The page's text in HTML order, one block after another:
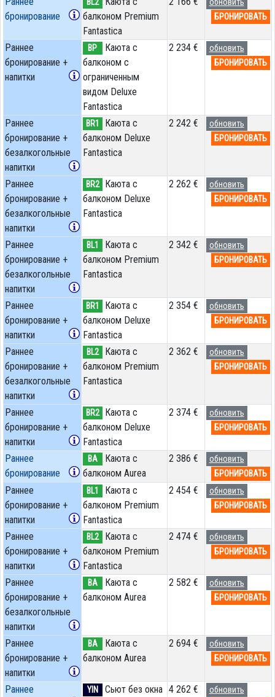
бронирование
балконом Premium
Fantastica
БРОНИРОВАТЬ
Раннее
бронирование +
напитки
BP
Каюта с
балконом c
ограниченным
видом Deluxe
Fantastica
2 234 €
обновить
БРОНИРОВАТЬ
Раннее
бронирование +
безалкогольные
напитки
BR1
Каюта с
балконом Deluxe
Fantastica
2 242 €
обновить
БРОНИРОВАТЬ
Раннее
бронирование +
безалкогольные
напитки
BR2
Каюта с
балконом Deluxe
Fantastica
2 262 €
обновить
БРОНИРОВАТЬ
Раннее
бронирование +
безалкогольные
напитки
BL1
Каюта с
балконом Premium
Fantastica
2 342 €
обновить
БРОНИРОВАТЬ
Раннее
бронирование +
напитки
BR1
Каюта с
балконом Deluxe
Fantastica
2 354 €
обновить
БРОНИРОВАТЬ
Раннее
бронирование +
безалкогольные
напитки
BL2
Каюта с
балконом Premium
Fantastica
2 362 €
обновить
БРОНИРОВАТЬ
Раннее
бронирование +
напитки
BR2
Каюта с
балконом Deluxe
Fantastica
2 374 €
обновить
БРОНИРОВАТЬ
Раннее
бронирование
BA
Каюта с
балконом Aurea
2 386 €
обновить
БРОНИРОВАТЬ
Раннее
бронирование +
напитки
BL1
Каюта с
балконом Premium
Fantastica
2 454 €
обновить
БРОНИРОВАТЬ
Раннее
бронирование +
напитки
BL2
Каюта с
балконом Premium
Fantastica
2 474 €
обновить
БРОНИРОВАТЬ
Раннее
бронирование +
безалкогольные
напитки
BA
Каюта с
балконом Aurea
2 582 €
обновить
БРОНИРОВАТЬ
Раннее
бронирование +
напитки
BA
Каюта с
балконом Aurea
2 694 €
обновить
БРОНИРОВАТЬ
Раннее
YIN
Сьют без окна 4 262 €
обновить